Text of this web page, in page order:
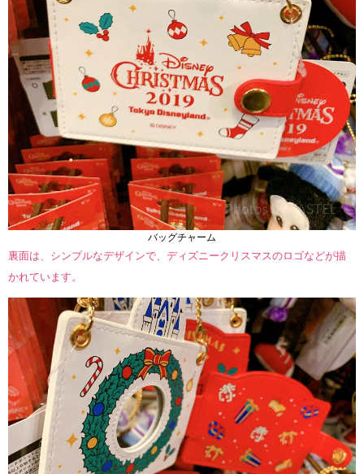
バッグチャーム
裏面は、シンプルなデザインで、ディズニークリスマスのロゴなどが描
かれています。